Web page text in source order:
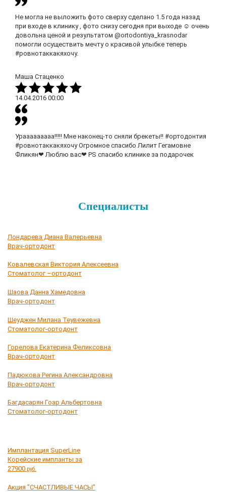
Специалисты
Лондарева Диана Валерьевна
Врач-ортодонт
Ковалевская Виктория Алексеевна
Стоматолог –ортодонт
Шаова Данна Хамедовна
Врач-ортодонт
Шеуджен Милана Теувежевна
Стоматолог-ортодонт
Горелова Екатерина Феликсовна
Врач-ортодонт
Падюкова Регина Александровна
Врач-ортодонт
Багдасарян Гоар Альбертовна
Стоматолог-ортодонт
Имплантация SuperLine
Корейские импланты за
27900 руб.
Акция "СЧАСТЛИВЫЕ ЧАСЫ"
Не могла не выложить фото сверху сделано 1.5 года назад
при входе в клинику , фото снизу сегодня при выходе ☺ очень
довольна ценой и результатом @ortodontiya_krasnodar
помогли осуществить мечту о красивой улыбке теперь
#ровнотаккакяхочу.
Маша Стаценко
14.04.2016 00:00
Урааааааааа!!!!! Мне наконец-то сняли брекеты!! #ортодонтия
#ровнотаккакяхочу Огромное спасибо Лилит Гегамовне
Фликян❤ Люблю вас❤ PS спасибо клинике за подарочек